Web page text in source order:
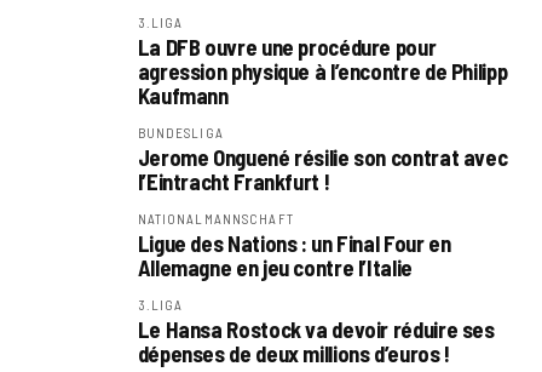
3.LIGA
La DFB ouvre une procédure pour
agression physique à l’encontre de Philipp
Kaufmann
BUNDESLIGA
Jerome Onguené résilie son contrat avec
l’Eintracht Frankfurt !
NATIONALMANNSCHAFT
Ligue des Nations : un Final Four en
Allemagne en jeu contre l’Italie
3.LIGA
Le Hansa Rostock va devoir réduire ses
dépenses de deux millions d’euros !